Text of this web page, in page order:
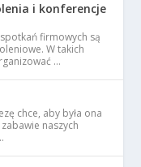
i konferencje
firmowych są
W takich
…
chce, aby była ona
naszych